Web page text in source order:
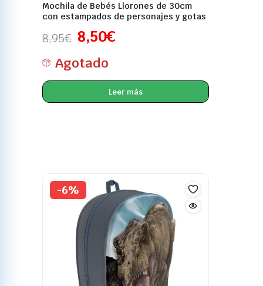
Mochila de Bebés Llorones de 30cm
con estampados de personajes y gotas
8,95€ 8,50€
Agotado
Leer más
-6%